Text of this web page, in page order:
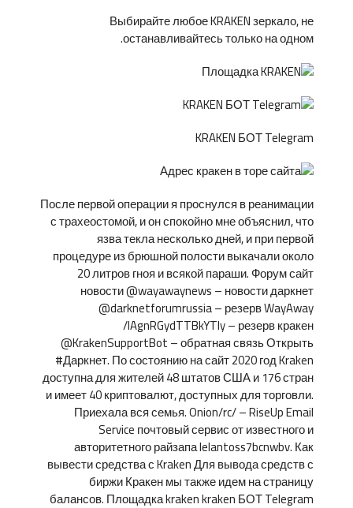
Выбирайте любое KRAKEN зеркало, не
останавливайтесь только на одном.
KRAKEN БОТ Telegram
После первой операции я проснулся в реанимации
с трахеостомой, и он спокойно мне объяснил, что
язва текла несколько дней, и при первой
процедуре из брюшной полости выкачали около
20 литров гноя и всякой параши. Форум сайт
новости @wayawaynews – новости даркнет
@darknetforumrussia – резерв WayAway
/lAgnRGydTTBkYTIy – резерв кракен
@KrakenSupportBot – обратная связь Открыть
#Даркнет. По состоянию на сайт 2020 год Kraken
доступна для жителей 48 штатов США и 176 стран
и имеет 40 криптовалют, доступных для торговли.
Приехала вся семья. Onion/rc/ – RiseUp Email
Service почтовый сервис от известного и
авторитетного райзапа lelantoss7bcnwbv. Как
вывести средства с Kraken Для вывода средств с
биржи Кракен мы также идем на страницу
балансов. Площадка kraken kraken БОТ Telegram